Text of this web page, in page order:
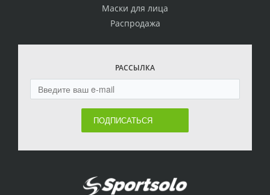
Маски для лица
Распродажа
РАССЫЛКА
ПОДПИСАТЬСЯ